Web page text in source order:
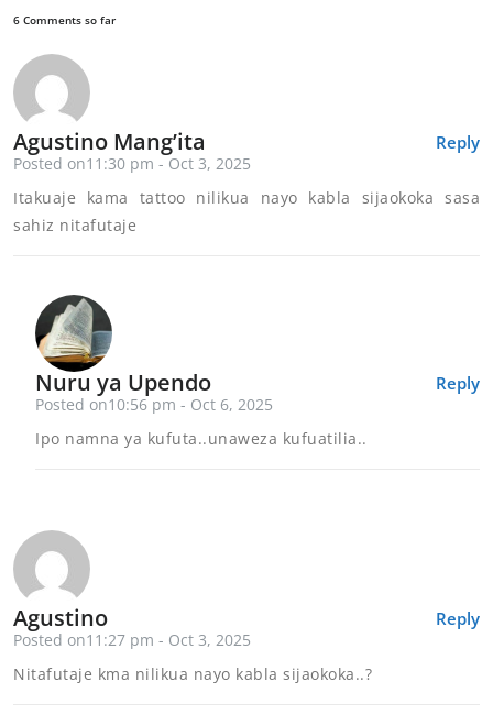
6 Comments so far
Reply
Agustino Mang’ita
Posted on11:30 pm - Oct 3, 2025
Itakuaje kama tattoo nilikua nayo kabla sijaokoka sasa
sahiz nitafutaje
Reply
Nuru ya Upendo
Posted on10:56 pm - Oct 6, 2025
Ipo namna ya kufuta..unaweza kufuatilia..
Reply
Agustino
Posted on11:27 pm - Oct 3, 2025
Nitafutaje kma nilikua nayo kabla sijaokoka..?